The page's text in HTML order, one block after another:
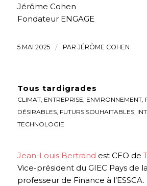
Jérôme Cohen
Fondateur ENGAGE
5 MAI 2025 / PAR JÉRÔME COHEN
Tous tardigrades
CLIMAT, ENTREPRISE ENVIRONNEMENT,
DÉSIRABLES, FUTURS SOUHAITABLES,
TECHNOLOGIE
Jean-Louis Bertrand est CEO de
Vice-président du GIEC Pays de
professeur de Finance à